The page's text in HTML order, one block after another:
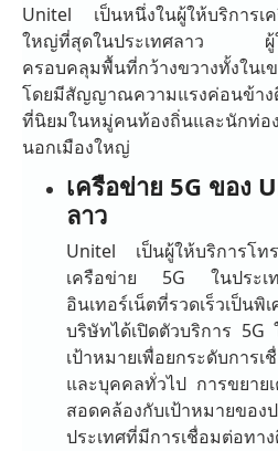
Unitel เป็นหนึ่งในผู้ให้บริการเ
ใหญ่ที่สุดในประเทศลาว ผู้ให้
ครอบคลุมพื้นที่กว้างขวางทั้งใน
โดยมีสัญญาณความแรงค่อนข้า
ที่นิยมในหมู่คนท้องถิ่นและนักท่อ
นอกเมืองใหญ่
เครือข่าย 5G ของ
ลาว
Unitel เป็นผู้ให้บริการโท
เครือข่าย 5G ในประเ
อินเทอร์เน็ตที่รวดเร็วเป็น
บริษัทได้เปิดตัวบริการ 5G
เป้าหมายเพื่อยกระดับการ
และบุคคลทั่วไป การขยาย
สอดคล้องกับเป้าหมายของ
ประเทศที่มีการเชื่อมต่อทา